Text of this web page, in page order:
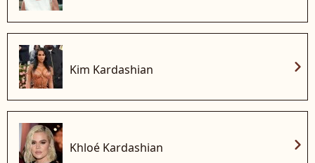
Kim Kardashian chevron_right
Khloé Kardashian chevron_right